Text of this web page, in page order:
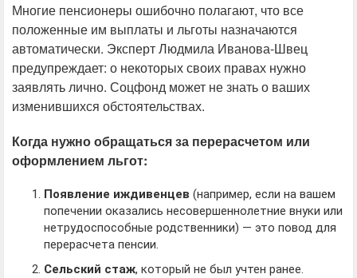
Многие пенсионеры ошибочно полагают, что все
положенные им выплаты и льготы назначаются
автоматически. Эксперт Людмила Иванова-Швец
предупреждает: о некоторых своих правах нужно
заявлять лично. Соцфонд может не знать о ваших
изменившихся обстоятельствах.
Когда нужно обращаться за перерасчетом или
оформлением льгот:
Появление иждивенцев (например, если на вашем
попечении оказались несовершеннолетние внуки или
нетрудоспособные родственники) — это повод для
перерасчета пенсии.
Сельский стаж, который не был учтен ранее.